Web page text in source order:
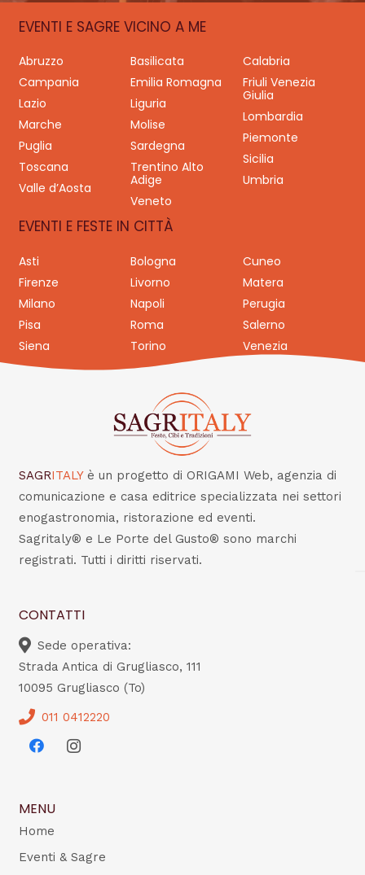
EVENTI E SAGRE VICINO A ME
Abruzzo Basilicata
Calabria
Campania
Emilia Romagna
Friuli Venezia
Giulia
Lazio
Liguria
Lombardia
Marche
Molise
Piemonte
Puglia
Sardegna
Sicilia
Toscana
Trentino Alto
Adige
Umbria
Valle d’Aosta
Veneto
EVENTI E FESTE IN CITTÀ
Asti Bologna
Cuneo
Firenze
Livorno
Matera
Milano
Napoli
Perugia
Pisa
Roma
Salerno
Siena
Torino Venezia
SAGRITALY è un progetto di ORIGAMI Web, agenzia di
comunicazione e casa editrice specializzata nei settori
enogastronomia, ristorazione ed eventi.
Sagritaly® e Le Porte del Gusto® sono marchi
registrati. Tutti i diritti riservati.
CONTATTI
Sede operativa:
Strada Antica di Grugliasco, 111
10095 Grugliasco (To)
011 0412220
MENU
Home
Eventi & Sagre